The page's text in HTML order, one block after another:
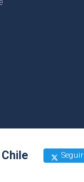
Seguir